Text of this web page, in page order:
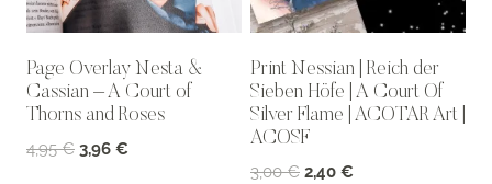
Page Overlay Nesta &
Cassian – A Court of
Thorns and Roses
4,95€ Ursprünglicher
3,96 €
Print Nessian | Reich der
Sieben Höfe | A Court Of
Silver Flame | ACOTAR Art |
ACOSF
3,00€ Ursprünglicher
2,40 €